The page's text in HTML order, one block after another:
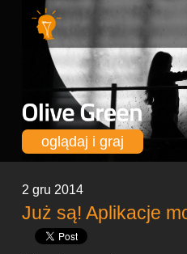
oglądaj i graj
2 gru 2014
Już są! Aplikacje